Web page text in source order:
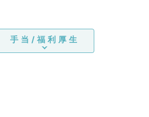
手当/福利厚生